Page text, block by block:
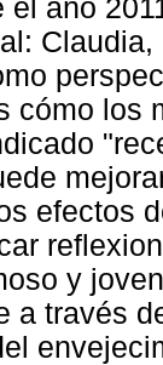
el año
cómo los
efectos
y
a través